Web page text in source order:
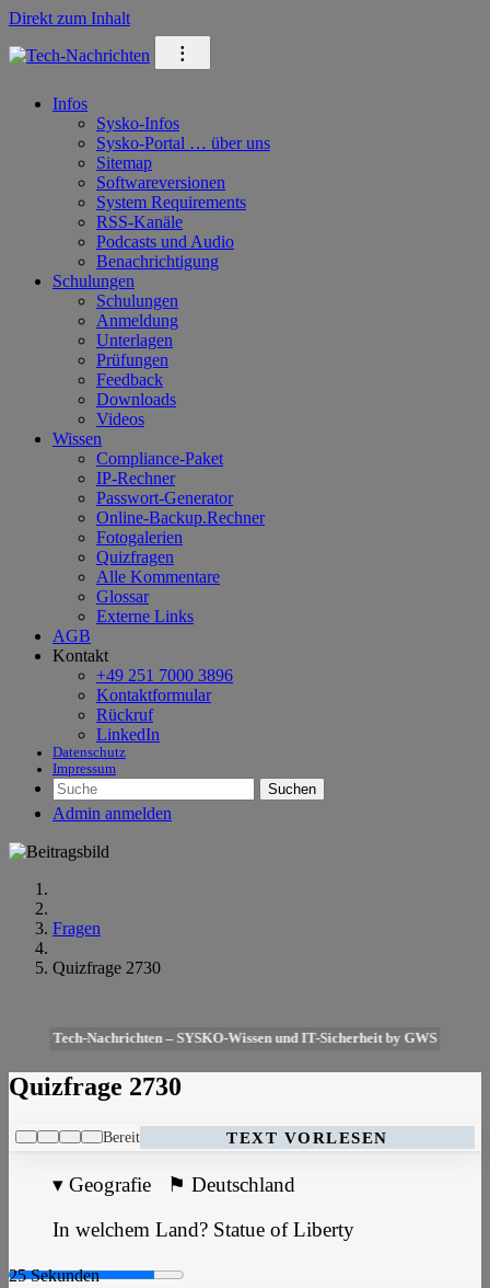
Direkt zum Inhalt
⁝
Infos
Sysko-Infos
Sysko-Portal … über uns
Sitemap
Softwareversionen
System Requirements
RSS-Kanäle
Podcasts und Audio
Benachrichtigung
Schulungen
Schulungen
Anmeldung
Unterlagen
Prüfungen
Feedback
Downloads
Videos
Wissen
Compliance-Paket
IP-Rechner
Passwort-Generator
Online-Backup.Rechner
Fotogalerien
Quizfragen
Alle Kommentare
Glossar
Externe Links
AGB
Kontakt
+49 251 7000 3896
Kontaktformular
Rückruf
LinkedIn
Datenschutz
Impressum
Suchen
Admin anmelden
Fragen
Quizfrage 2730
Tech-Nachrichten – SYSKO-Wissen und IT-Sicherheit by GWS
Quizfrage 2730
Bereit TEXT VORLESEN
▾ Geografie ⚑ Deutschland
In welchem Land? Statue of Liberty